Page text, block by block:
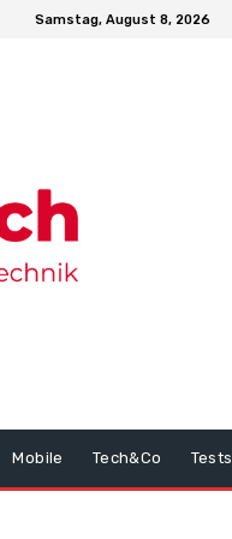
Samstag, August 8, 2026
Mobile Tech&Co Tests